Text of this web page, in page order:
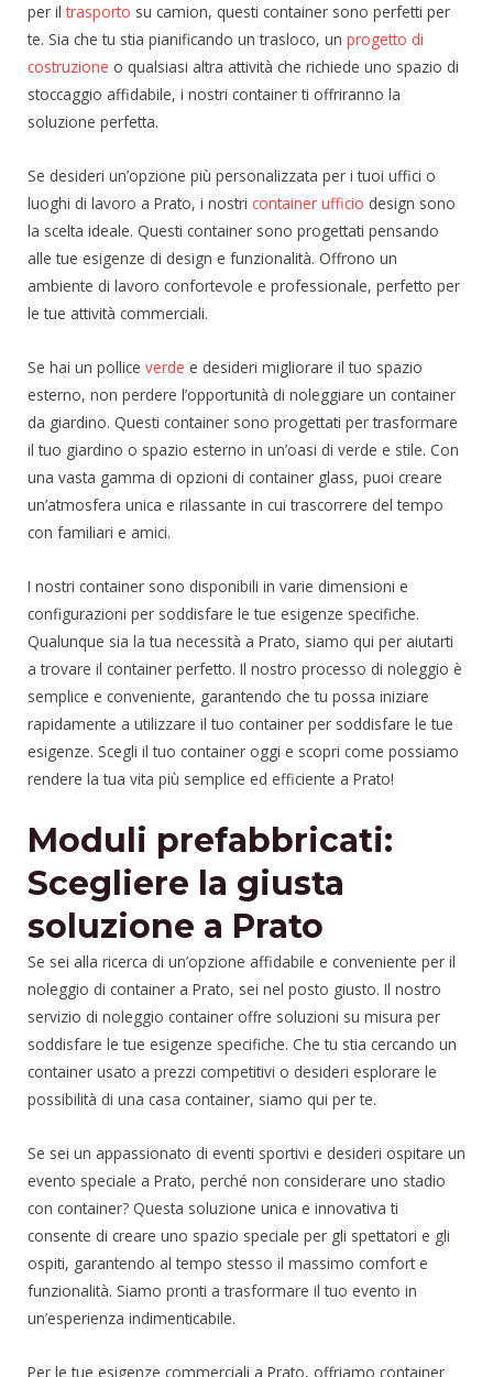
per iltrasporto su camion, questi container sono perfetti per
te. Sia che tu stia pianificando un trasloco, un progetto di
costruzione o qualsiasi altra attività che richiede uno spazio di
stoccaggio affidabile, i nostri container ti offriranno la
soluzione perfetta.
Se desideri un’opzione più personalizzata per i tuoi uffici o
luoghi di lavoro a Prato, i nostri container ufficio design sono
la scelta ideale. Questi container sono progettati pensando
alle tue esigenze di design e funzionalità. Offrono un
ambiente di lavoro confortevole e professionale, perfetto per
le tue attività commerciali.
Se hai un pollice verde e desideri migliorare il tuo spazio
esterno, non perdere l’opportunità di noleggiare un container
da giardino. Questi container sono progettati per trasformare
il tuo giardino o spazio esterno in un’oasi di verde e stile. Con
una vasta gamma di opzioni di container glass, puoi creare
un’atmosfera unica e rilassante in cui trascorrere del tempo
con familiari e amici.
I nostri container sono disponibili in varie dimensioni e
configurazioni per soddisfare le tue esigenze specifiche.
Qualunque sia la tua necessità a Prato, siamo qui per aiutarti
a trovare il container perfetto. Il nostro processo di noleggio è
semplice e conveniente, garantendo che tu possa iniziare
rapidamente a utilizzare il tuo container per soddisfare le tue
esigenze. Scegli il tuo container oggi e scopri come possiamo
rendere la tua vita più semplice ed efficiente a Prato!
Moduli prefabbricati:
Scegliere la giusta
soluzione a Prato
Se sei alla ricerca di un’opzione affidabile e conveniente per il
noleggio di container a Prato, sei nel posto giusto. Il nostro
servizio di noleggio container offre soluzioni su misura per
soddisfare le tue esigenze specifiche. Che tu stia cercando un
container usato a prezzi competitivi o desideri esplorare le
possibilità di una casa container, siamo qui per te.
Se sei un appassionato di eventi sportivi e desideri ospitare un
evento speciale a Prato, perché non considerare uno stadio
con container? Questa soluzione unica e innovativa ti
consente di creare uno spazio speciale per gli spettatori e gli
ospiti, garantendo al tempo stesso il massimo comfort e
funzionalità. Siamo pronti a trasformare il tuo evento in
un’esperienza indimenticabile.
Per le tue esigenze commerciali a Prato, offriamo container